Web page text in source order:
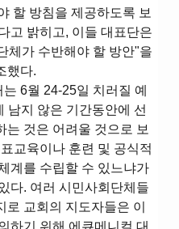
할 방침을 제공하도록 보
고 밝히고, 이들 대표단은
체가 수반해야 할 방안"을
했다.
6월 24-25일 치러질 예
남지 않은 기간동안에 선
는 것은 어려울 것으로 보
교육이나 훈련 및 공식적
계를 수립할 수 있느냐가
다. 여러 시민사회단체들
교회의 지도자들은 이
하기 위해 에큐메니컬 대